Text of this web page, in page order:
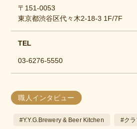
〒151-0053
東京都渋谷区代々木2-18-3 1F/7F
TEL
03-6276-5550
職人インタビュー
#Y.Y.G.Brewery & Beer Kitchen #ク